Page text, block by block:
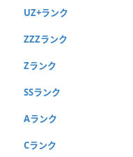
UZ+ランク
ZZZランク
Zランク
SSランク
Aランク
Cランク